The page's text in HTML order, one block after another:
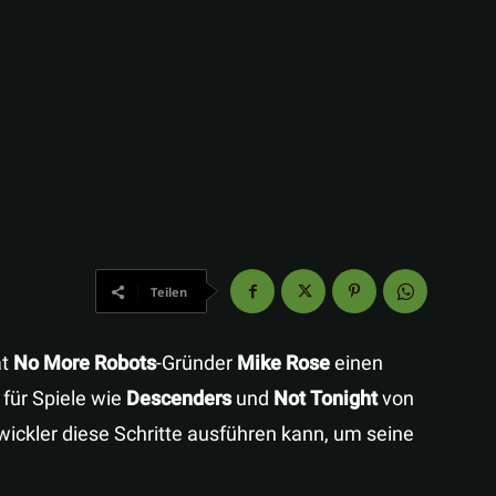
Teilen
No More Robots-GründerMike Roseeinen
Spiele wie Descendersund Not Tonightvon
diese Schritte ausführen kann, um seine